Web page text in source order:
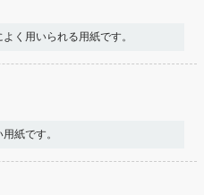
く用いられる用紙です。
紙です。